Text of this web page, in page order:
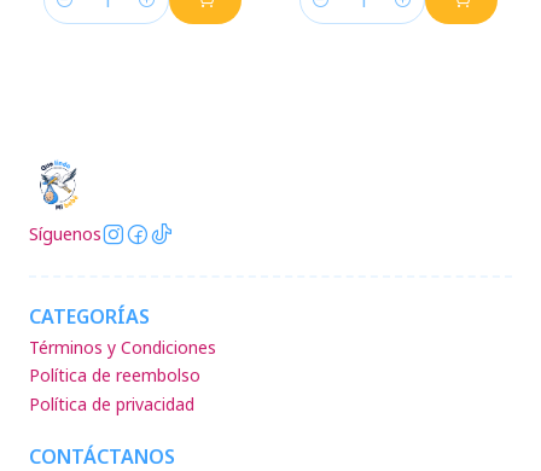
Cantidad Cantidad
Síguenos
CATEGORÍAS
Términos y Condiciones
Política de reembolso
Política de privacidad
CONTÁCTANOS